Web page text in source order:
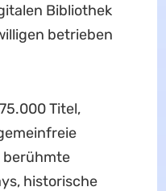
Bibliothek
betrieben
Titel,
berühmte
historische